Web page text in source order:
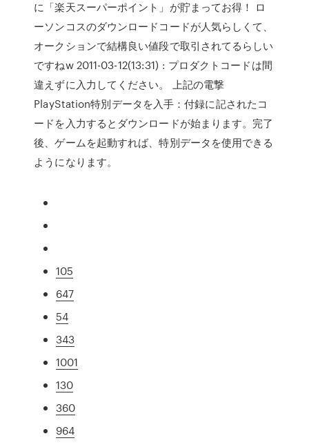
に「楽天スーパーポイント」が貯まってお得！ ロ
ーソンコスのダウンロードコードが人気らしくて、
オークションで結構良い値段で取引されてるらしい
ですねw 2011-03-12(13:31) : プロダクトコードは間
違えずに入力してください。 上記の電撃
PlayStation特別データを入手：付録に記されたコ
ードを入力するとダウンロードが始まります。完了
後、ゲームを起動すれば、特別データを使用できる
ようになります。
105
647
54
343
1001
130
360
964